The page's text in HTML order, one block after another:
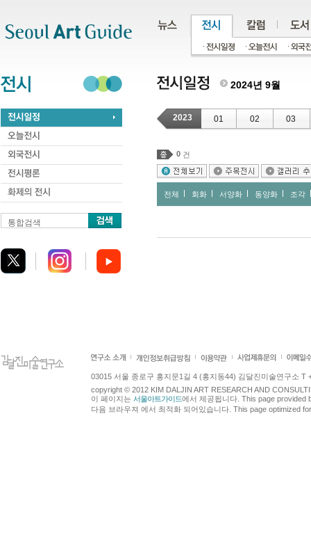
통합검색
2024년 9월
2023 01 02 03
0 건
전체 회화 서양화 동양화 조각
03015 서울 종로구 홍지문1길 4 (홍지동44) 김달진미술연구소 T
copyright © 2012 KIM DALJIN ART RESEARCH AND
이 페이지는 서울아트가이드에서 제공됩니다. This page provided
다음 브라우져 에서 최적화 되어있습니다. This page optimized